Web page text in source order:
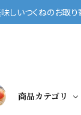
いつくねのお取り
商品カテゴリ